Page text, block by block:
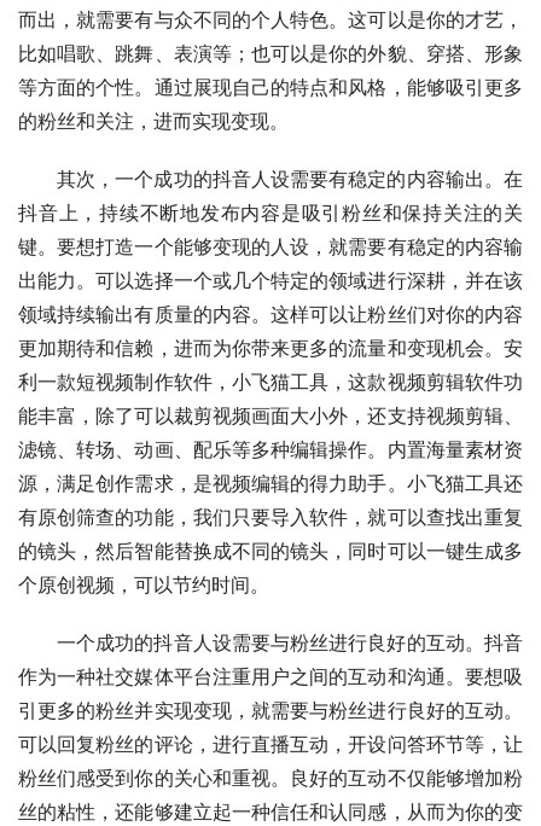
而出，就需要有与众不同的个人特色。这可以是你的才艺，
比如唱歌、跳舞、表演等；也可以是你的外貌、穿搭、形象
等方面的个性。通过展现自己的特点和风格，能够吸引更多
的粉丝和关注，进而实现变现。
其次，一个成功的抖音人设需要有稳定的内容输出。在
抖音上，持续不断地发布内容是吸引粉丝和保持关注的关
键。要想打造一个能够变现的人设，就需要有稳定的内容输
出能力。可以选择一个或几个特定的领域进行深耕，并在该
领域持续输出有质量的内容。这样可以让粉丝们对你的内容
更加期待和信赖，进而为你带来更多的流量和变现机会。安
利一款短视频制作软件，小飞猫工具，这款视频剪辑软件功
能丰富，除了可以裁剪视频画面大小外，还支持视频剪辑、
滤镜、转场、动画、配乐等多种编辑操作。内置海量素材资
源，满足创作需求，是视频编辑的得力助手。小飞猫工具还
有原创筛查的功能，我们只要导入软件，就可以查找出重复
的镜头，然后智能替换成不同的镜头，同时可以一键生成多
个原创视频，可以节约时间。
一个成功的抖音人设需要与粉丝进行良好的互动。抖音
作为一种社交媒体平台注重用户之间的互动和沟通。要想吸
引更多的粉丝并实现变现，就需要与粉丝进行良好的互动。
可以回复粉丝的评论，进行直播互动，开设问答环节等，让
粉丝们感受到你的关心和重视。良好的互动不仅能够增加粉
丝的粘性，还能够建立起一种信任和认同感，从而为你的变